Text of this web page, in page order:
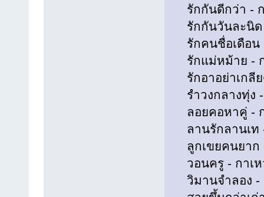
รักกันดีกว่า - ก
รักกันวันละนิด
รักคนชื่อเดือน -
รักแม่หม้าย - ก
รักอาอย่าเกลีย
รำวงกลางทุ่ง -
ลอยคอหาคู่ - ก
ลานรักลานเท -
ลูกเขยคนยาก -
วอนครู - กาเห
วิมานจำลอง -